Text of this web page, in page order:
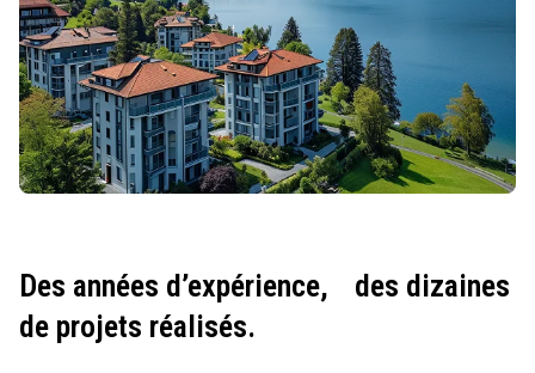
Des années d’expérience,
des dizaines
de projets réalisés.